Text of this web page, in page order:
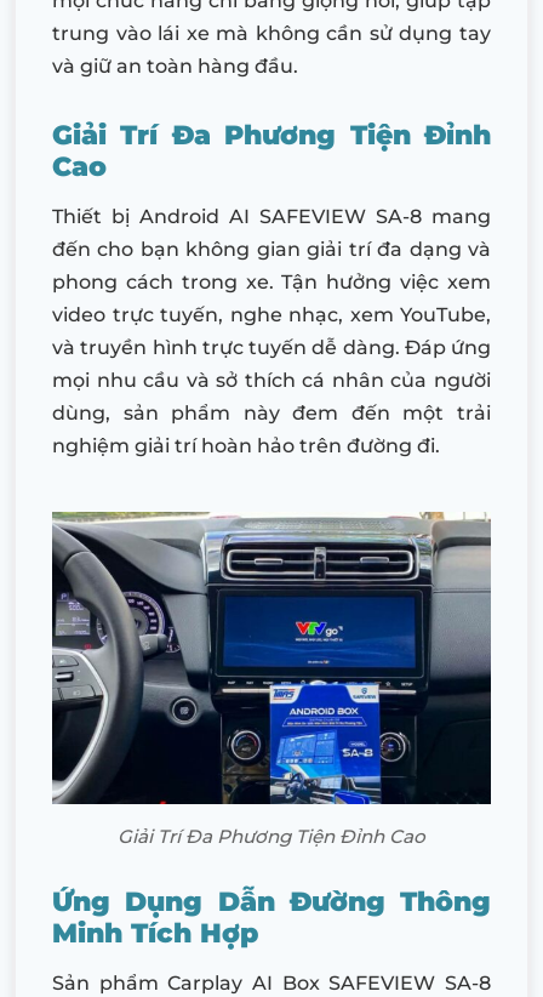
trung vào lái xe mà không cần sử dụng tay
và giữ an toàn hàng đầu.
Giải Trí Đa Phương Tiện Đỉnh
Cao
Thiết bị Android AI SAFEVIEW SA-8 mang
đến cho bạn không gian giải trí đa dạng và
phong cách trong xe. Tận hưởng việc xem
video trực tuyến, nghe nhạc, xem YouTube,
và truyền hình trực tuyến dễ dàng. Đáp ứng
mọi nhu cầu và sở thích cá nhân của người
dùng, sản phẩm này đem đến một trải
nghiệm giải trí hoàn hảo trên đường đi.
Giải Trí Đa Phương Tiện Đỉnh Cao
Ứng Dụng Dẫn Đường Thông
Minh Tích Hợp
Sản phẩm Carplay AI Box SAFEVIEW SA-8